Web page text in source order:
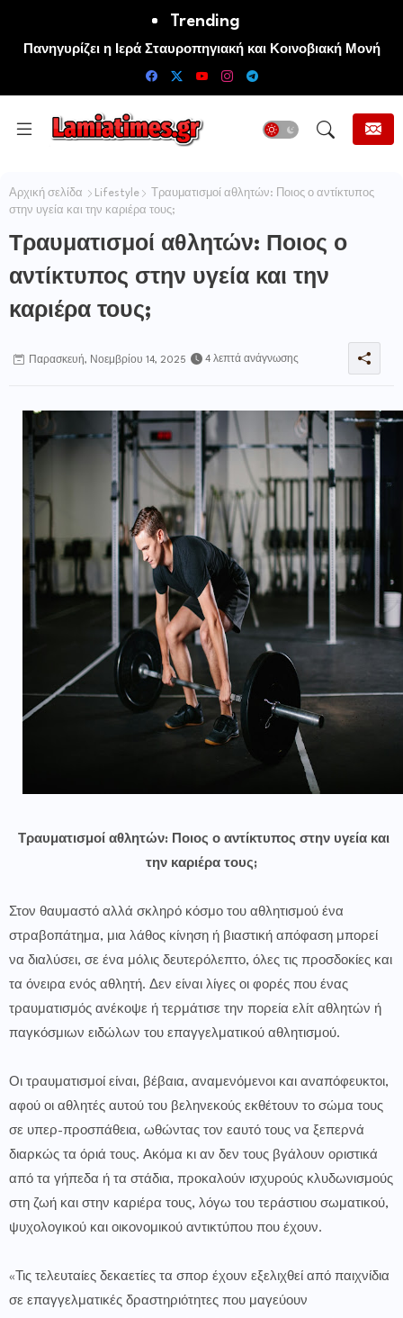
Trending
Πανηγυρίζει η Ιερά Σταυροπηγιακή και Κοινοβιακή Μονή
Μεταμορφώσεως του Σωτήρος Καμενων Βουρλων (Μονή
Αρχική σελίδα Lifestyle
Τραυματισμοί αθλητών: Ποιος ο αντίκτυπος
στην υγεία και την καριέρα τους;
Τραυματισμοί αθλητών: Ποιος ο
αντίκτυπος στην υγεία και την
καριέρα τους;
Παρασκευή, Νοεμβρίου 14, 2025 4 λεπτά ανάγνωσης
Τραυματισμοί αθλητών: Ποιος ο αντίκτυπος στην υγεία και
την καριέρα τους;
Στον θαυμαστό αλλά σκληρό κόσμο του αθλητισμού ένα
στραβοπάτημα, μια λάθος κίνηση ή βιαστική απόφαση μπορεί
να διαλύσει, σε ένα μόλις δευτερόλεπτο, όλες τις προσδοκίες και
τα όνειρα ενός αθλητή. Δεν είναι λίγες οι φορές που ένας
τραυματισμός ανέκοψε ή τερμάτισε την πορεία ελίτ αθλητών ή
παγκόσμιων ειδώλων του επαγγελματικού αθλητισμού.
Οι τραυματισμοί είναι, βέβαια, αναμενόμενοι και αναπόφευκτοι,
αφού οι αθλητές αυτού του βεληνεκούς εκθέτουν το σώμα τους
σε υπερ-προσπάθεια, ωθώντας τον εαυτό τους να ξεπερνά
διαρκώς τα όριά τους. Ακόμα κι αν δεν τους βγάλουν οριστικά
από τα γήπεδα ή τα στάδια, προκαλούν ισχυρούς κλυδωνισμούς
στη ζωή και στην καριέρα τους, λόγω του τεράστιου σωματικού,
ψυχολογικού και οικονομικού αντικτύπου που έχουν.
«Τις τελευταίες δεκαετίες τα σπορ έχουν εξελιχθεί από παιχνίδια
σε επαγγελματικές δραστηριότητες που μαγεύουν